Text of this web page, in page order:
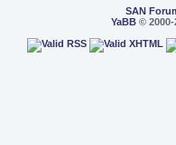
SAN
YaBB© 2000-